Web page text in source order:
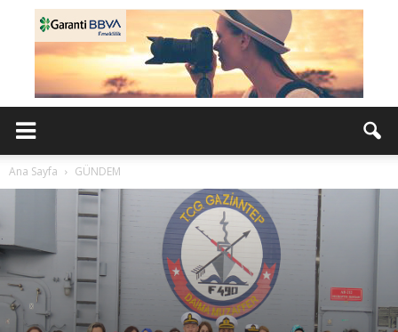
Ana Sayfa GÜNDEM